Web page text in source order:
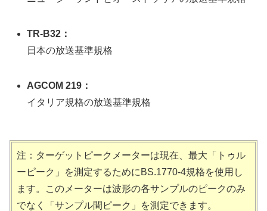
TR-B32：
日本の放送基準規格
AGCOM 219：
イタリア規格の放送基準規格
注：ターゲットピークメーターは現在、最大「トゥル
ーピーク」を測定するためにBS.1770-4規格を使用し
ます。このメーターは波形の各サンプルのピークのみ
でなく「サンプル間ピーク」を測定できます。